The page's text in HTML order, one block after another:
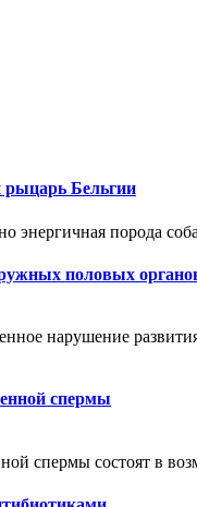
Бельгии
порода
половых
нарушение
спермы
спермы состоят в